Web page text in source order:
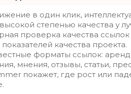
в один клик,
степенью качества у
проверка качества
качества проекта.
форматы ссылок:
мнения, отзывы, статьи,
покажет, где рост или